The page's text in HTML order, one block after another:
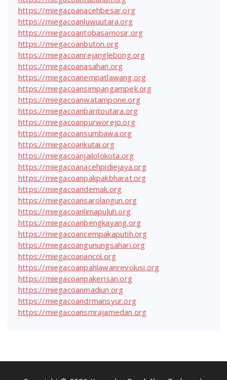
https://miegacoanacehbesar.org
https://miegacoanluwuutara.org
https://miegacoantobasamosir.org
https://miegacoanbuton.org
https://miegacoanrejanglebong.org
https://miegacoanasahan.org
https://miegacoanempatlawang.org
https://miegacoansimpangampek.org
https://miegacoanwatampone.org
https://miegacoanbaritoutara.org
https://miegacoanpurworejo.org
https://miegacoansumbawa.org
https://miegacoankutai.org
https://miegacoanjailolokota.org
https://miegacoanacehpidiejaya.org
https://miegacoanpakpakbharat.org
https://miegacoandemak.org
https://miegacoansarolangun.org
https://miegacoanlimapuluh.org
https://miegacoanbengkayang.org
https://miegacoancempakaputih.org
https://miegacoangunungsahari.org
https://miegacoanancol.org
https://miegacoanpahlawanrevolusi.org
https://miegacoanpakerisan.org
https://miegacoanmadiun.org
https://miegacoandrmansyur.org
https://miegacoansmrajamedan.org